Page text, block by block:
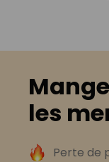
les
Perte de